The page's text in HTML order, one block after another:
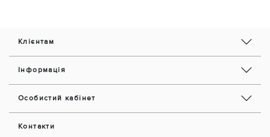
Клієнтам
Інформація
Особистий кабінет
Контакти